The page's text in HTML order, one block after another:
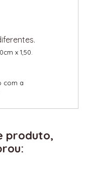
x 1,50.
com a
produto,